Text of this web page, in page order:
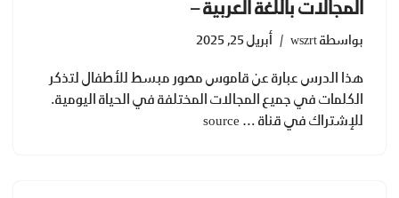
المجالات باللغة العربية –
بواسطة wszrt أبريل 25, 2025
هذا الدرس عبارة عن قاموس مصور مبسط للأطفال لتذكر
الكلمات في جميع المجالات المختلفة في الحياة اليومية.
للإشتراك في قناة … source